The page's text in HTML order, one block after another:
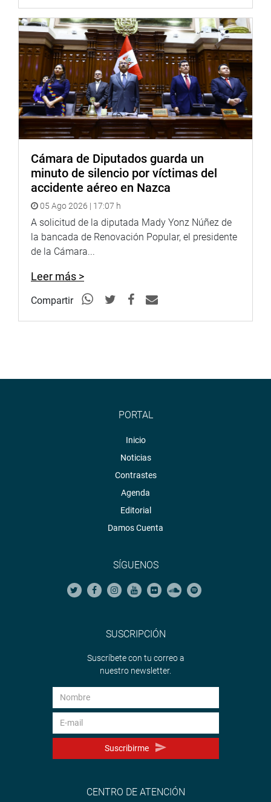
Cámara de Diputados guarda un
minuto de silencio por víctimas del
accidente aéreo en Nazca
05 Ago 2026 | 17:07 h
A solicitud de la diputada Mady Yonz Núñez de
la bancada de Renovación Popular, el presidente
de la Cámara...
Leer más >
Compartir
PORTAL
Inicio
Noticias
Contrastes
Agenda
Editorial
Damos Cuenta
SÍGUENOS
SUSCRIPCIÓN
Suscríbete con tu correo a
nuestro newsletter.
Suscribirme
CENTRO DE ATENCIÓN